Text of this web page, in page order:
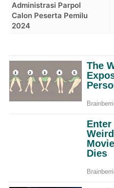
Administrasi Parpol
Calon Peserta Pemilu
2024